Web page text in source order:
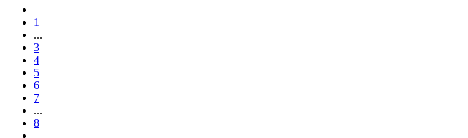
1
...
3
4
5
6
7
...
8